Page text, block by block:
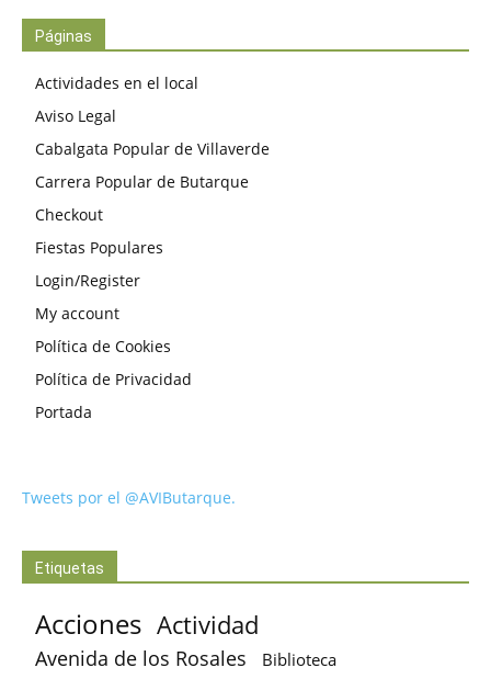
Páginas
Actividades en el local
Aviso Legal
Cabalgata Popular de Villaverde
Carrera Popular de Butarque
Checkout
Fiestas Populares
Login/Register
My account
Política de Cookies
Política de Privacidad
Portada
Tweets por el @AVIButarque.
Etiquetas
Acciones Actividad
Avenida de los Rosales Biblioteca